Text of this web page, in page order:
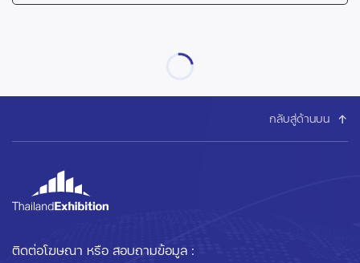
กลับสู่ด้านบน
ติดต่อโฆษณา หรือ สอบถามข้อมูล :